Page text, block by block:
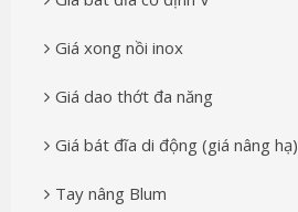
Giá xong nồi inox
Giá dao thớt đa năng
Giá bát đĩa di động (giá nâng hạ)
Tay nâng Blum